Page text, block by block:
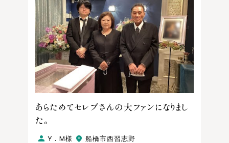
あらためてセレブさんの大ファンになりまし
た。
Y．M様 船橋市西習志野